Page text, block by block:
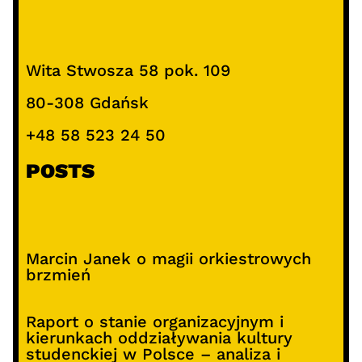
Wita Stwosza 58 pok. 109
80-308 Gdańsk
+48 58 523 24 50
POSTS
Marcin Janek o magii orkiestrowych
brzmień
Raport o stanie organizacyjnym i
kierunkach oddziaływania kultury
studenckiej w Polsce – analiza i